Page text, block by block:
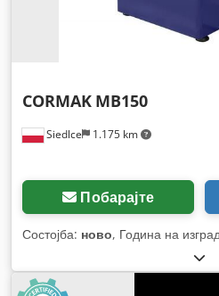
Siedlce 1.175 km
CORMAK MB150
Побарајте
Состојба: ново, Година на